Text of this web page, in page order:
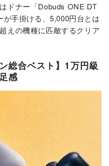
ドナー「Dobuds ONE DT
手掛ける、5,000円台とは
えの機種に匹敵するクリア
総合ベスト】1万円級
感